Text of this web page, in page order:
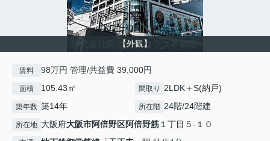
【外観】
賃料 98万円 管理/共益費 39,000円
面積 105.43㎡ 間取り 2LDK＋S(納戸)
築年数 築14年 所在階 24階/24階建
所在地 大阪府大阪市阿倍野区阿倍野筋１丁目５-１０